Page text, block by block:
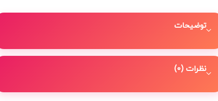
توضیحات
نظرات (0)